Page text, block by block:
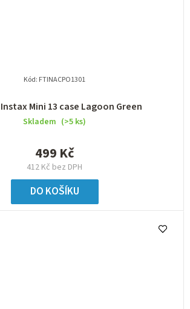
Mini 13 case Lagoon Green
Skladem (>5 ks)
412 Kč bez DPH
499 Kč
DO KOŠÍKU
Kód: FTINACPO1301